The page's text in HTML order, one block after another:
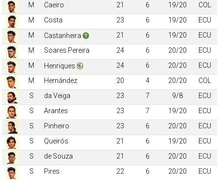
M
Caeiro 21 6 19/20
COL
M
Costa 23 6 19/20
ECU
M
Castanheira 21 6 19/20
ECU
M
Soares Pereira 24 6 20/20
ECU
M
Henriques 24 6 20/20
ECU
M
Hernández 20 4 20/20
COL
S
da Veiga 23 7 9/8
ECU
S
Arantes 23 7 19/20
ECU
S
Pinheiro 23 6 20/20
ECU
S
Queirós 21 6 19/20
ECU
S
de Souza 21 6 20/20
ECU
S
Pires 22 6 20/20 ECU